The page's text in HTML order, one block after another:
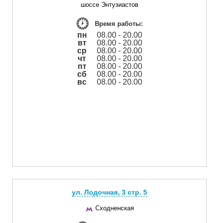
шоссе Энтузиастов
Время работы:
пн
08.00 - 20.00
вт
08.00 - 20.00
ср
08.00 - 20.00
чт
08.00 - 20.00
пт
08.00 - 20.00
сб
08.00 - 20.00
вс
08.00 - 20.00
ул. Лодочная, 3 cтр. 5
Сходненская